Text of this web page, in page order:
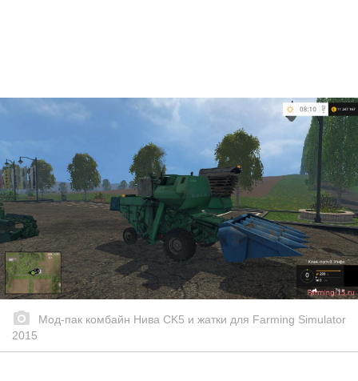
Мод-пак комбайн Нива CK5 и жатки для Farming Simulator
2015